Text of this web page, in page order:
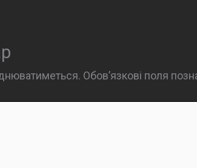
Обов’язкові поля